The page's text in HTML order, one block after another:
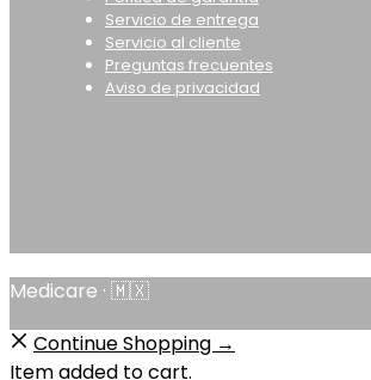
Servicio de entrega
Servicio al cliente
Preguntas frecuentes
Aviso de privacidad
Medicare · 🇲🇽
Continue Shopping →
Item added to cart.